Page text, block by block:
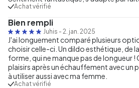
Achat vérifié
Bien rempli
Juhis - 2. jan. 2025
J'ai longuement comparé plusieurs
choisir celle-ci. Un dildo esthétique, de
forme, qui ne manque pas de longueur !
plaisirs après un échauffement avec un
à utiliser aussi avec ma femme.
Achat vérifié